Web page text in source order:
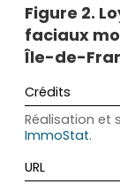
Figure 2.
faciaux
Île-de-
Réalisation et
ImmoStat.